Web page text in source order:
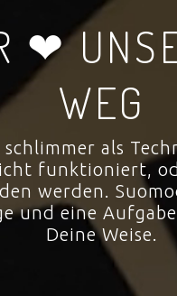
❤
WEG
als
funktioniert,
werden.
und eine
Deine Weise.